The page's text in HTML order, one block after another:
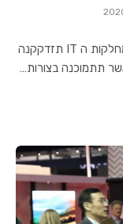
שיחות הוידאו כאן בכדי להישאר, מה שאומר שמחלקות ה IT תזדקקנה
תתמוכנה בצורות…